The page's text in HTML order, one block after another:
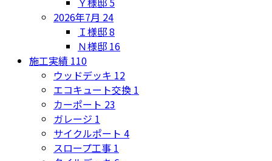
2026年7月 24
Ｉ様邸8
Ｎ様邸 16
施工実績 110
ウッドデッキ 12
エコキュート交換 1
カーポート 23
ガレージ 1
サイクルポート 4
スロープ工事 1